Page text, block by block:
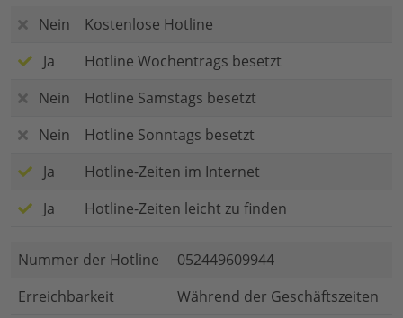
Nein
Kostenlose Hotline
Ja
Hotline Wochentrags besetzt
Nein
Hotline Samstags besetzt
Nein
Hotline Sonntags besetzt
Ja
Hotline-Zeiten im Internet
Ja
Hotline-Zeiten leicht zu finden
Nummer der Hotline
052449609944
Erreichbarkeit
Während der Geschäftszeiten